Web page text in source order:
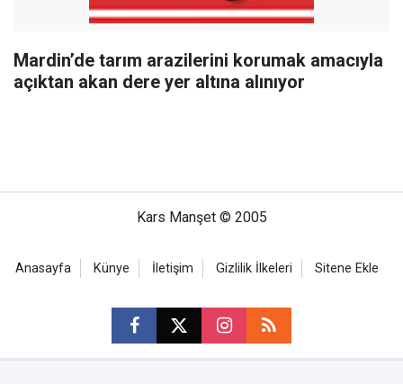
Mardin’de tarım arazilerini korumak amacıyla
açıktan akan dere yer altına alınıyor
Kars Manşet © 2005
Anasayfa Künye İletişim Gizlilik İlkeleri Sitene Ekle